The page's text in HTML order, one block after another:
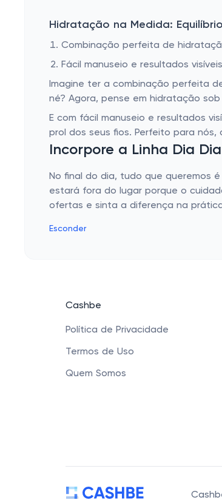
Hidratação na Medida:
Combinação perfeita de
Fácil manuseio e resultados visíveis
Imagine ter a combinação perfeita
né? Agora, pense em hidratação
E com fácil manuseio e resultados
prol dos seus fios. Perfeito para
Incorpore a Linha Dia
No final do dia, tudo que queremos
estará fora do lugar porque o
ofertas e sinta a diferença na
Esconder
Cashbe
Política de Privacidade
Termos de Uso
Quem Somos